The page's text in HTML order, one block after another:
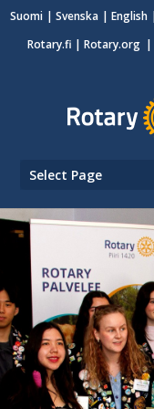
Suomi Svenska English
Rotary.fi | Rotary.org |
Select Page